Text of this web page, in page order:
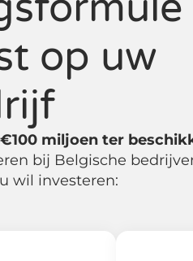
op uw
miljoen ter
bij Belgische
wil investeren: